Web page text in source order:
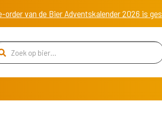
order van de Bier Adventskalender 2026 is